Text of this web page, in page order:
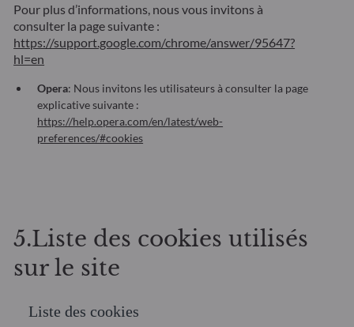
Pour plus d’informations, nous vous invitons à
consulter la page suivante :
https://support.google.com/chrome/answer/95647?
hl=en
Opera: Nous invitons les utilisateurs à consulter la page
explicative suivante :
https://help.opera.com/en/latest/web-
preferences/#cookies
5.Liste des cookies utilisés
sur le site
Liste des cookies